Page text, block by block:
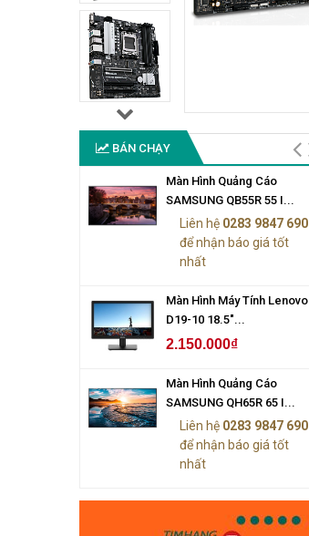
BÁN CHẠY
Màn Hình Quảng Cáo
SAMSUNG QB55R 55 I...
Liên hệ 0283 9847 690
để nhận báo giá tốt
nhất
Màn Hình Máy Tính Lenovo
D19-10 18.5"...
2.150.000₫
Màn Hình Quảng Cáo
SAMSUNG QH65R 65 I...
Liên hệ 0283 9847 690
để nhận báo giá tốt
nhất